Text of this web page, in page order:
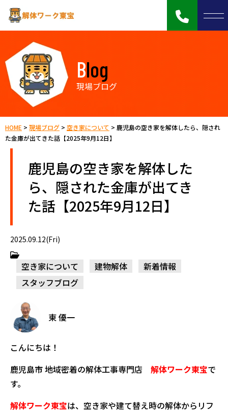
Blog
現場ブログ
HOME > 現場ブログ > 空き家について > 鹿児島の空き家を解体したら、隠され
た金庫が出てきた話【2025年9月12日】
鹿児島の空き家を解体した
ら、隠された金庫が出てき
た話【2025年9月12日】
2025.09.12(Fri)
空き家について 建物解体
新着情報
スタッフブログ
東 優一
こんにちは！
鹿児島市 地域密着の解体工事専門店 解体ワーク東宝で
す。
解体ワーク東宝は、空き家や建て替え時の解体からリフ